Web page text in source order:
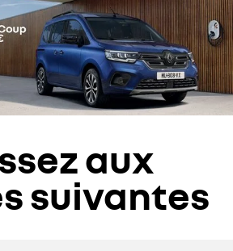
aux
suivantes